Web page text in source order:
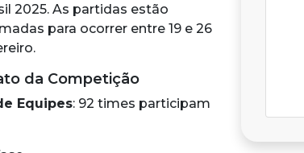
2025. As partidas estão
para ocorrer entre 19 e 26
da Competição
Equipes: 92 times participam